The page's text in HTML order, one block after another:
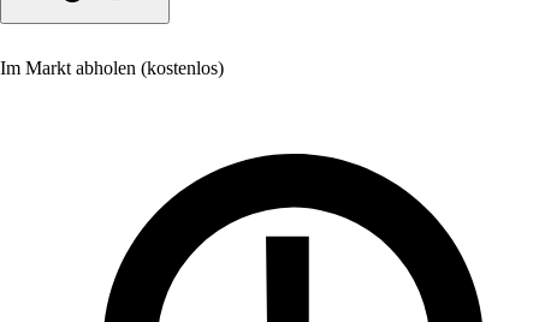
Im Markt abholen (kostenlos)